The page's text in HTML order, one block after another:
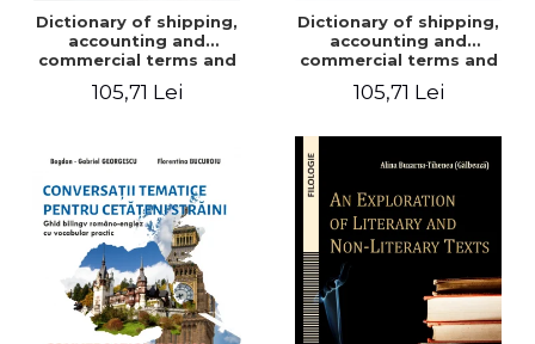
Dictionary of shipping,
accounting and
commercial terms and
English-German
105,71 Lei
Dictionary of shipping,
accounting and
commercial terms and
Russian – German
105,71 Lei